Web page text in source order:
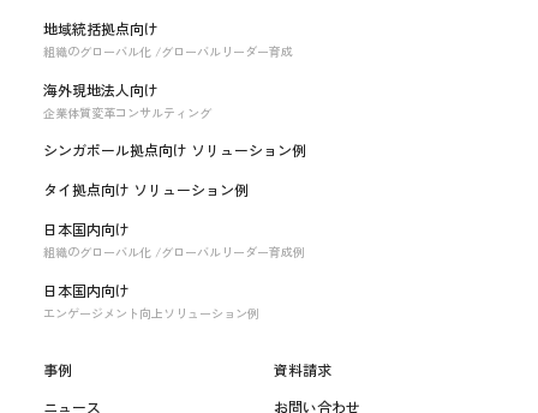
地域統括拠点向け
組織のグローバル化 /グローバルリーダー育成
海外現地法人向け
企業体質変革コンサルティング
シンガポール拠点向け ソリューション例
タイ拠点向け ソリューション例
日本国内向け
組織のグローバル化 /グローバルリーダー育成例
日本国内向け
エンゲージメント向上ソリューション例
事例
資料請求
ニュース
お問い合わせ